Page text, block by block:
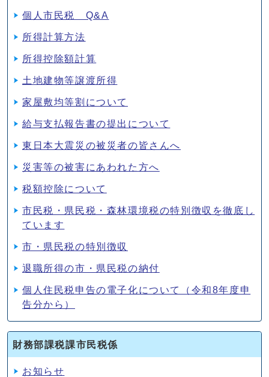
個人市民税 Q&A
所得計算方法
所得控除額計算
土地建物等譲渡所得
家屋敷均等割について
給与支払報告書の提出について
東日本大震災の被災者の皆さんへ
災害等の被害にあわれた方へ
税額控除について
市民税・県民税・森林環境税の特別徴収を徹底し
ています
市・県民税の特別徴収
退職所得の市・県民税の納付
個人住民税申告の電子化について（令和8年度申
告分から）
財務部課税課市民税係
お知らせ